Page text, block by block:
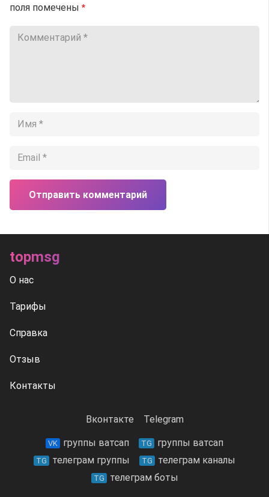
поля помечены *
Отправить комментарий
topmsg
О нас
Тарифы
Справка
Отзыв
Контакты
Вконтакте Telegram
VK группы ватсап TG группы ватсап
TG телеграм группы TG телеграм каналы
TG телеграм боты